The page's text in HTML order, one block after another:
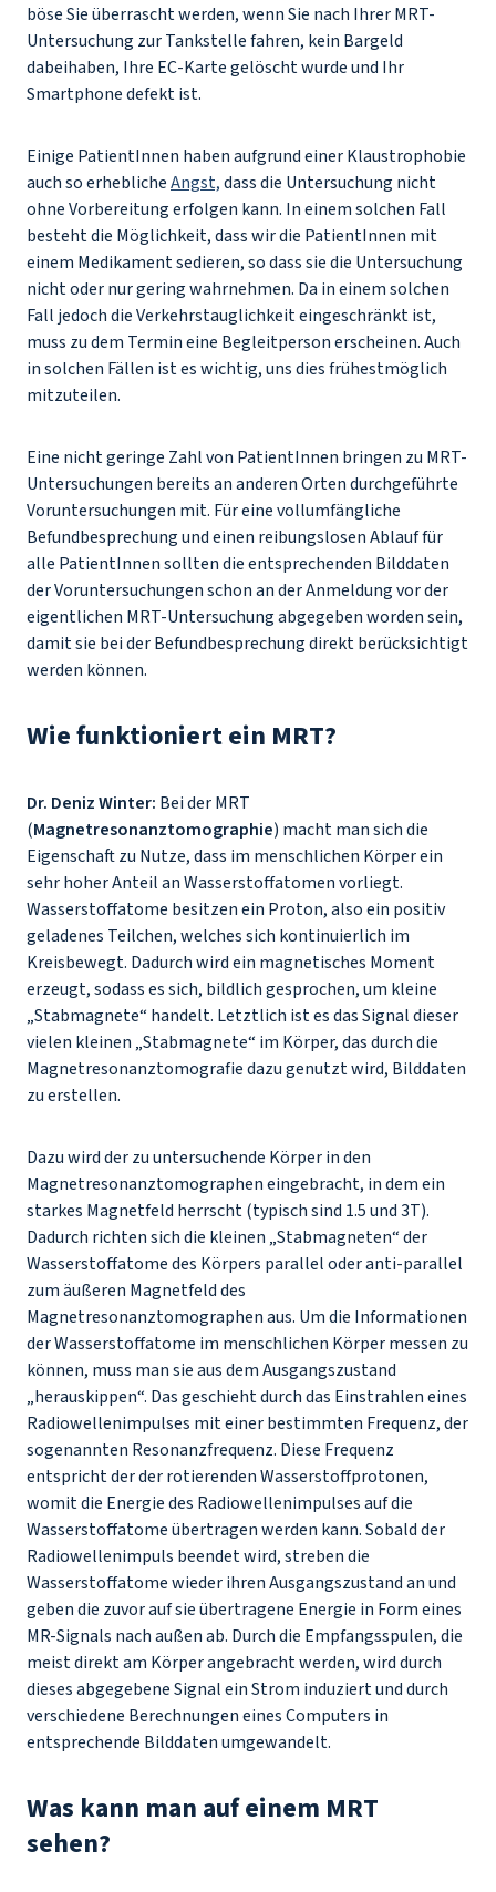
böse Sie überrascht werden, wenn Sie nach Ihrer MRT-
Untersuchung zur Tankstelle fahren, kein Bargeld
dabeihaben, Ihre EC-Karte gelöscht wurde und Ihr
Smartphone defekt ist.
Einige PatientInnen haben aufgrund einer Klaustrophobie
auch so erheblicheAngst,dass die Untersuchung nicht
ohne Vorbereitung erfolgen kann. In einem solchen Fall
besteht die Möglichkeit, dass wir die PatientInnen mit
einem Medikament sedieren, so dass sie die Untersuchung
nicht oder nur gering wahrnehmen. Da in einem solchen
Fall jedoch die Verkehrstauglichkeit eingeschränkt ist,
muss zu dem Termin eine Begleitperson erscheinen. Auch
in solchen Fällen ist es wichtig, uns dies frühestmöglich
mitzuteilen.
Eine nicht geringe Zahl von PatientInnen bringen zu MRT-
Untersuchungen bereits an anderen Orten durchgeführte
Voruntersuchungen mit. Für eine vollumfängliche
Befundbesprechung und einen reibungslosen Ablauf für
alle PatientInnen sollten die entsprechenden Bilddaten
der Voruntersuchungen schon an der Anmeldung vor der
eigentlichen MRT-Untersuchung abgegeben worden sein,
damit sie bei der Befundbesprechung direkt berücksichtigt
werden können.
Wie funktioniert ein MRT?
Dr. Deniz Winter: Bei der MRT
(Magnetresonanztomographie) macht man sich die
Eigenschaft zu Nutze, dass im menschlichen Körper ein
sehr hoher Anteil an Wasserstoffatomen vorliegt.
Wasserstoffatome besitzen ein Proton, also ein positiv
geladenes Teilchen, welches sich kontinuierlich im
Kreisbewegt. Dadurch wird ein magnetisches Moment
erzeugt, sodass es sich, bildlich gesprochen, um kleine
„Stabmagnete“ handelt. Letztlich ist es das Signal dieser
vielen kleinen „Stabmagnete“ im Körper, das durch die
Magnetresonanztomografie dazu genutzt wird, Bilddaten
zu erstellen.
Dazu wird der zu untersuchende Körper in den
Magnetresonanztomographen eingebracht, in dem ein
starkes Magnetfeld herrscht (typisch sind 1.5 und 3T).
Dadurch richten sich die kleinen „Stabmagneten“ der
Wasserstoffatome des Körpers parallel oder anti-parallel
zum äußeren Magnetfeld des
Magnetresonanztomographen aus. Um die Informationen
der Wasserstoffatome im menschlichen Körper messen zu
können, muss man sie aus dem Ausgangszustand
„herauskippen“. Das geschieht durch das Einstrahlen eines
Radiowellenimpulses mit einer bestimmten Frequenz, der
sogenannten Resonanzfrequenz. Diese Frequenz
entspricht der der rotierenden Wasserstoffprotonen,
womit die Energie des Radiowellenimpulses auf die
Wasserstoffatome übertragen werden kann. Sobald der
Radiowellenimpuls beendet wird, streben die
Wasserstoffatome wieder ihren Ausgangszustand an und
geben die zuvor auf sie übertragene Energie in Form eines
MR-Signals nach außen ab. Durch die Empfangsspulen, die
meist direkt am Körper angebracht werden, wird durch
dieses abgegebene Signal ein Strom induziert und durch
verschiedene Berechnungen eines Computers in
entsprechende Bilddaten umgewandelt.
Was kann man auf einem MRT
sehen?